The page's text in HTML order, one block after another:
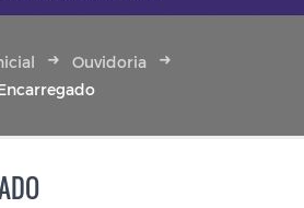
Ouvidoria